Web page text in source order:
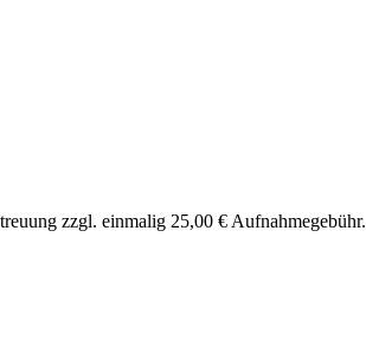
zzgl. einmalig 25,00 € Aufnahmegebühr.